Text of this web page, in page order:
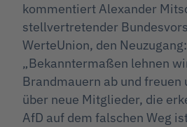
kommentiert Alexander
stellvertretender
WerteUnion, den Neuzugang:
„Bekanntermaßen lehnen
Brandmauern ab und freuen
über neue Mitglieder, die
AfD auf dem falschen Weg